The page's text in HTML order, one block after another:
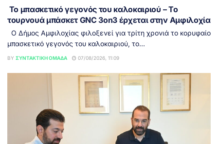
Το μπασκετικό γεγονός του καλοκαιριού – Το
τουρνουά μπάσκετ GNC 3on3 έρχεται στην Αμφιλοχία
Ο Δήμος Αμφιλοχίας φιλοξενεί για τρίτη χρονιά το κορυφαίο
μπασκετικό γεγονός του καλοκαιριού, το...
BY ΣΥΝΤΑΚΤΙΚΉ ΟΜΆΔΑ 07/08/2026, 11:09